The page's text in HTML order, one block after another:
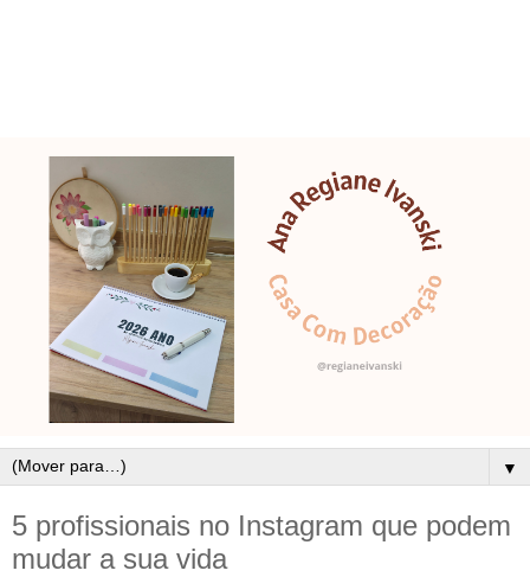
▼
5 profissionais no Instagram que podem
mudar a sua vida